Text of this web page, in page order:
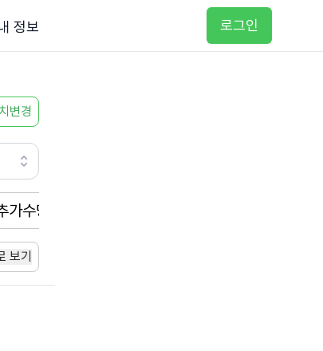
정보 로그인
변경
가수당
보기